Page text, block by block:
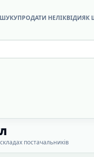
ПРОДАТИ НЕЛІКВІДИЯК
постачальників